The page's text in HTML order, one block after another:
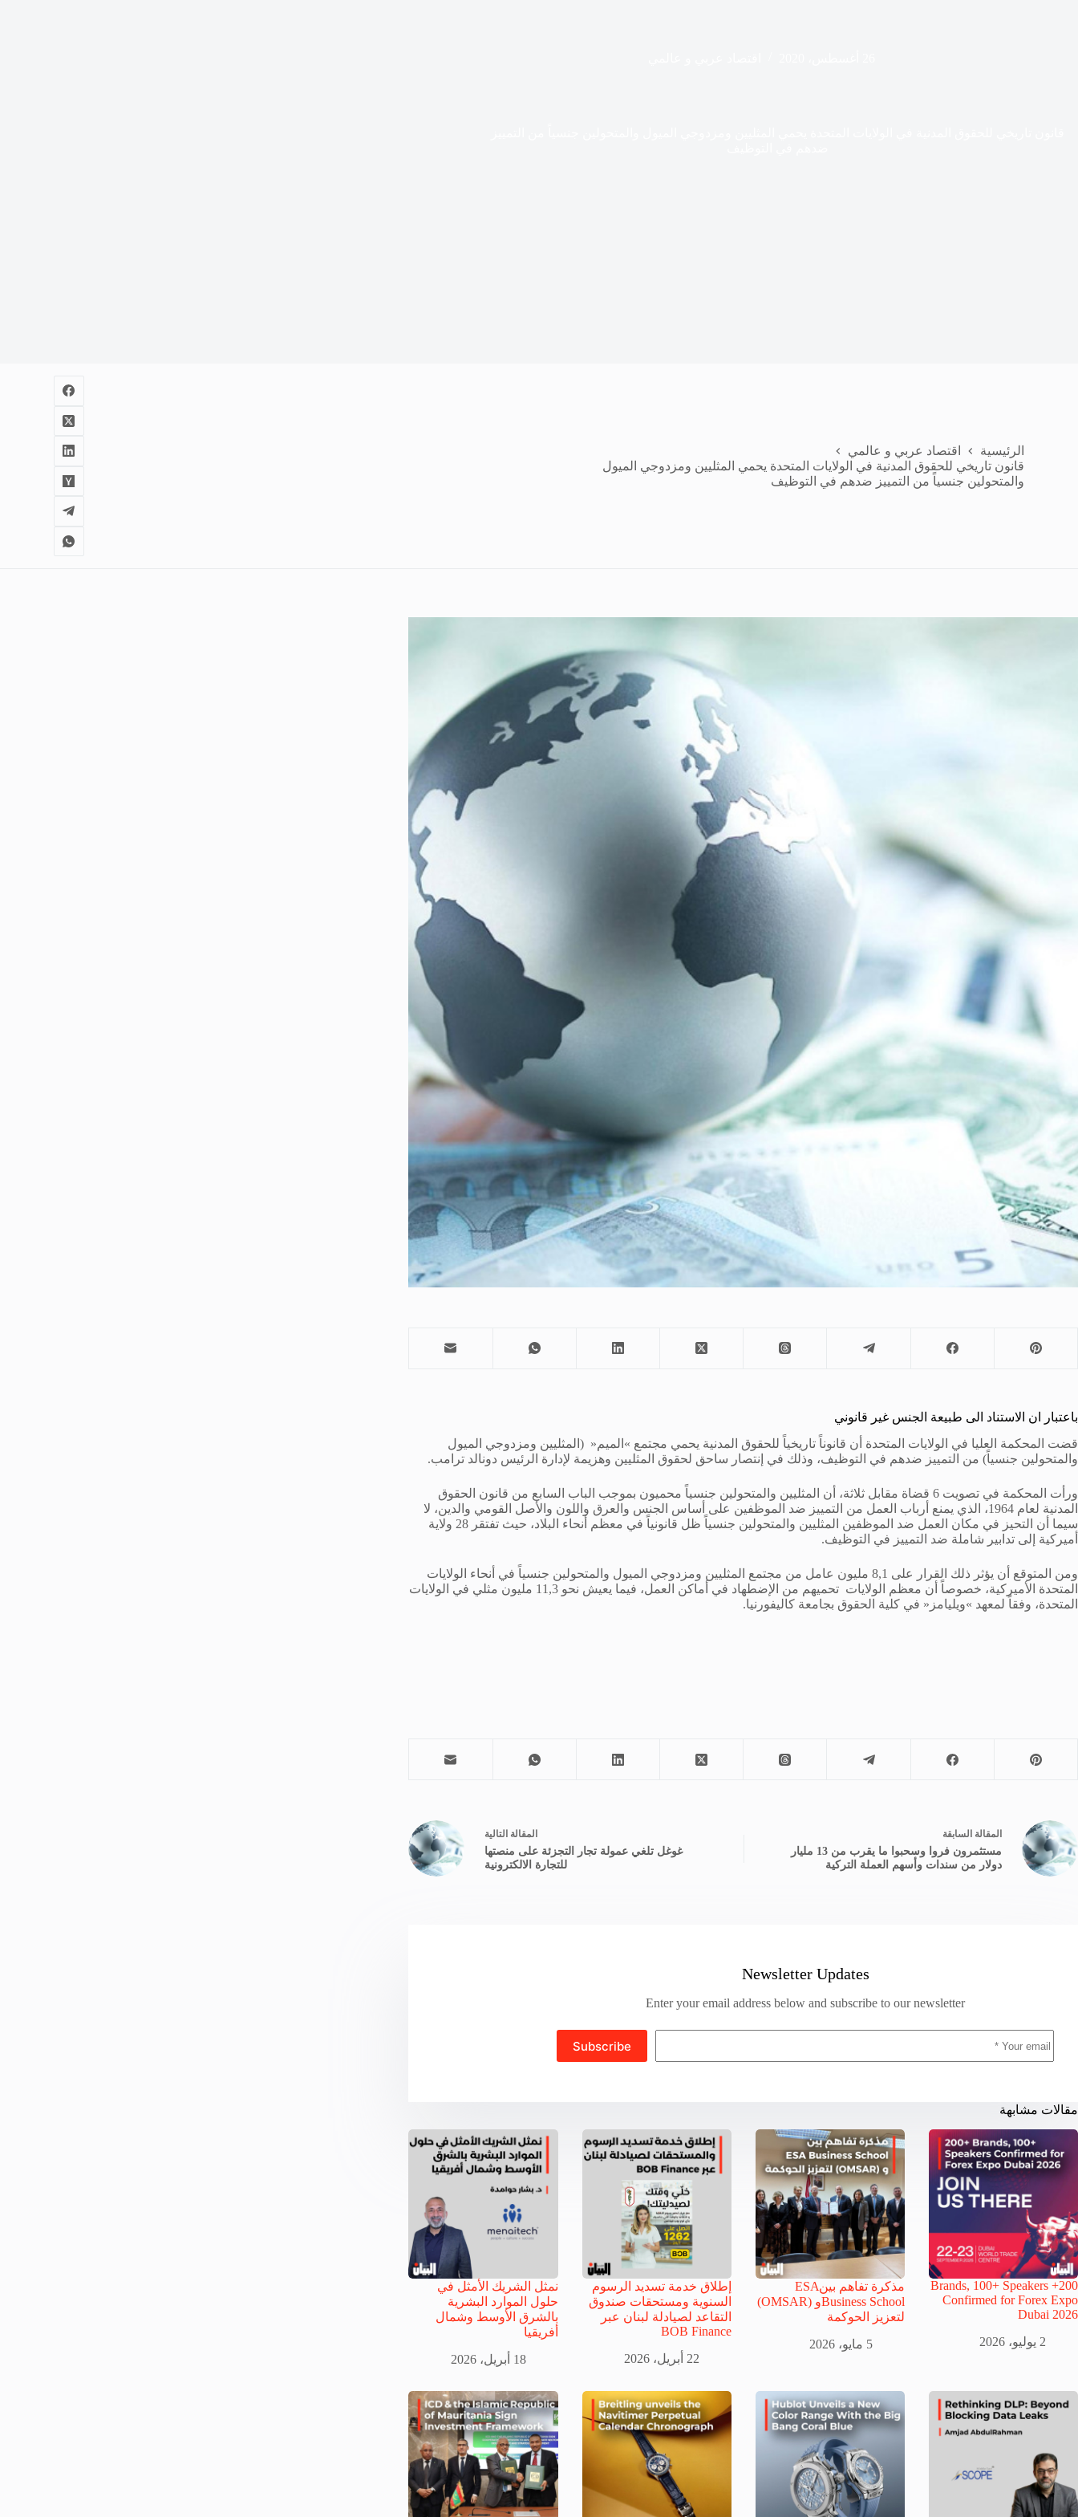
الرئيسية
اقتصاد عربي و عالمي
قانون تاريخي للحقوق المدنية في الولايات المتحدة يحمي المثليين ومزدوجي الميول
والمتحولين جنسياً من التمييز ضدهم في التوظيف
باعتبار ان الاستناد الى طبيعة الجنس غير قانوني
قضت المحكمة العليا في الولايات المتحدة أن قانوناً تاريخياً للحقوق المدنية يحمي مجتمع »الميم« (المثليين ومزدوجي الميول
والمتحولين جنسياً) من التمييز ضدهم في التوظيف، وذلك في إنتصار ساحق لحقوق المثليين وهزيمة لإدارة الرئيس دونالد ترامب.
ورأت المحكمة في تصويت 6 قضاة مقابل ثلاثة، أن المثليين والمتحولين جنسياً محميون بموجب الباب السابع من قانون الحقوق
المدنية لعام 1964، الذي يمنع أرباب العمل من التمييز ضد الموظفين على أساس الجنس والعرق واللون والأصل القومي والدين، لا
سيما أن التحيز في مكان العمل ضد الموظفين المثليين والمتحولين جنسياً ظل قانونياً في معظم أنحاء البلاد، حيث تفتقر 28 ولاية
أميركية إلى تدابير شاملة ضد التمييز في التوظيف.
ومن المتوقع أن يؤثر ذلك القرار على 8,1 مليون عامل من مجتمع المثليين ومزدوجي الميول والمتحولين جنسياً في أنحاء الولايات
المتحدة الأميركية، خصوصاً أن معظم الولايات تحميهم من الإضطهاد في أماكن العمل، فيما يعيش نحو 11,3 مليون مثلي في الولايات
المتحدة، وفقاً لمعهد »ويليامز« في كلية الحقوق بجامعة كاليفورنيا.
المقالة السابقة
مستثمرون فروا وسحبوا ما يقرب من 13 مليار
دولار من سندات وأسهم العملة التركية
المقالة التالية
غوغل تلغي عمولة تجار التجزئة على منصتها
للتجارة الالكترونية
Newsletter Updates
Enter your email address below and subscribe to our newsletter
Subscribe
مقالات مشابهة
200+ Brands, 100+ Speakers
Confirmed for Forex Expo
Dubai 2026
2 يوليو، 2026
مذكرة تفاهم بينESA
Business Schoolو (OMSAR)
لتعزيز الحوكمة
5 مايو، 2026
إطلاق خدمة تسديد الرسوم
السنوية ومستحقات صندوق
التقاعد لصيادلة لبنان عبر
BOB Finance
22 أبريل، 2026
نمثل الشريك الأمثل في
حلول الموارد البشرية
بالشرق الأوسط وشمال
أفريقيا
18 أبريل، 2026